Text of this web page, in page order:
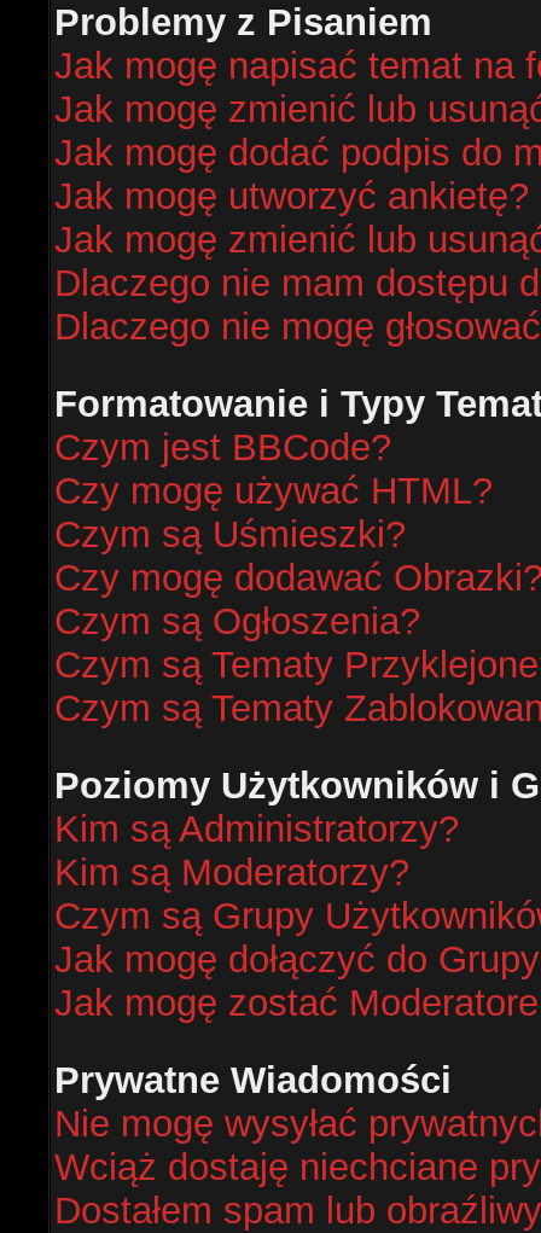
Problemy z Pisaniem
Jak mogę napisać temat na
Jak mogę zmienić lub
Jak mogę dodać podpis do
Jak mogę utworzyć ankietę?
Jak mogę zmienić lub
Dlaczego nie mam dostępu
Dlaczego nie mogę
Formatowanie i Typy
Czym jest BBCode?
Czy mogę używać HTML?
Czym są Uśmieszki?
Czy mogę dodawać
Czym są Ogłoszenia?
Czym są Tematy
Czym są Tematy
Poziomy Użytkowników i
Kim są Administratorzy?
Kim są Moderatorzy?
Czym są Grupy
Jak mogę dołączyć do
Jak mogę zostać
Prywatne Wiadomości
Nie mogę wysyłać
Wciąż dostaję niechciane
Dostałem spam lub